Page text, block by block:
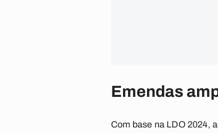
Emendas
Com base na LDO 2024,